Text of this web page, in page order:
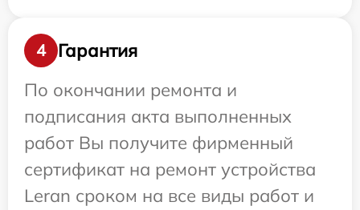
4
Гарантия
По окончании ремонта и
подписания акта выполненных
работ Вы получите фирменный
сертификат на ремонт устройства
Leran сроком на все виды работ и